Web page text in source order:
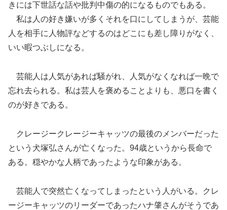
きには下世話な話や批判中傷の的になるものでもある。
私は人の好き嫌いが多くそれを口にしてしまうが、芸能
人を相手に人物評などするのはどこにも差し障りがなく、
いい暇つぶしになる。
芸能人は人気があれば騒がれ、人気がなくなれば一晩で
忘れ去られる。私は芸人を褒めることよりも、悪口を書く
のが好きである。
クレージークレージーキャッツの最後のメンバーだった
という犬塚弘さんが亡くなった。94歳というから長命で
ある。穏やかな人柄であったような印象がある。
芸能人で突然亡くなってしまったという人がいる。クレ
ージーキャッツのリーダーであったハナ肇さんがそうであ